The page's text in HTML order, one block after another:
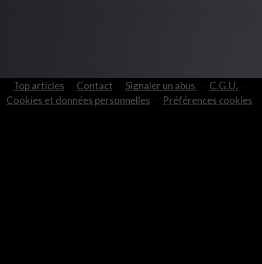
Top articles Contact Signaler un abus
C.G.U.
Cookies et données personnelles
Préférences cookies